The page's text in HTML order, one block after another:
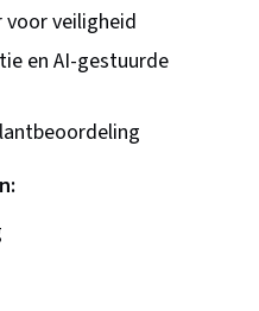
voor veiligheid
en AI-gestuurde